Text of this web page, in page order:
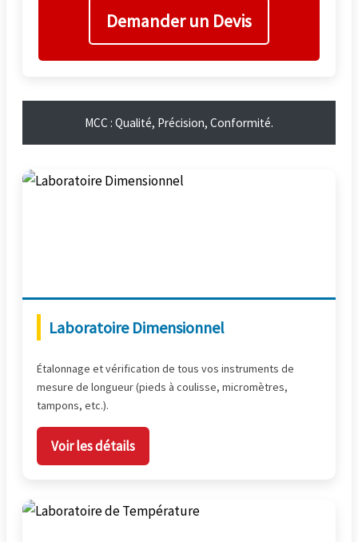
Demander un Devis
MCC : Qualité, Précision, Conformité.
Laboratoire Dimensionnel
Étalonnage et vérification de tous vos instruments de
mesure de longueur (pieds à coulisse, micromètres,
tampons, etc.).
Voir les détails